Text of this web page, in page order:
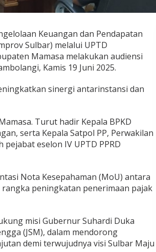
Keuangan dan Pendapatan
Sulbar) melalui UPTD
Mamasa melakukan audiensi
Kamis 19 Juni 2025.
sinergi antarinstansi dan
Turut hadir Kepala BPKD
serta Kepala Satpol PP, Perwakilan
eselon IV UPTD PPRD
Nota Kesepahaman (MoU) antara
rangka peningkatan penerimaan pajak
misi Gubernur Suhardi Duka
(JSM), dalam mendorong
demi terwujudnya visi Sulbar Maju